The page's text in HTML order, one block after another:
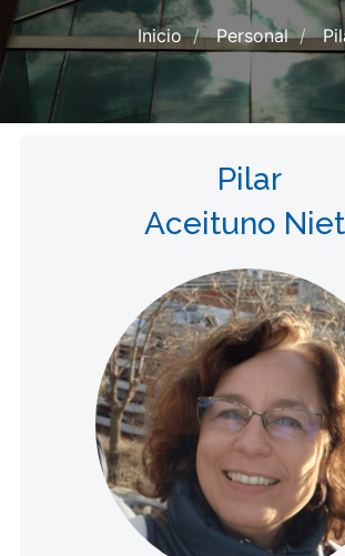
Inicio Personal
Pilar
Aceituno